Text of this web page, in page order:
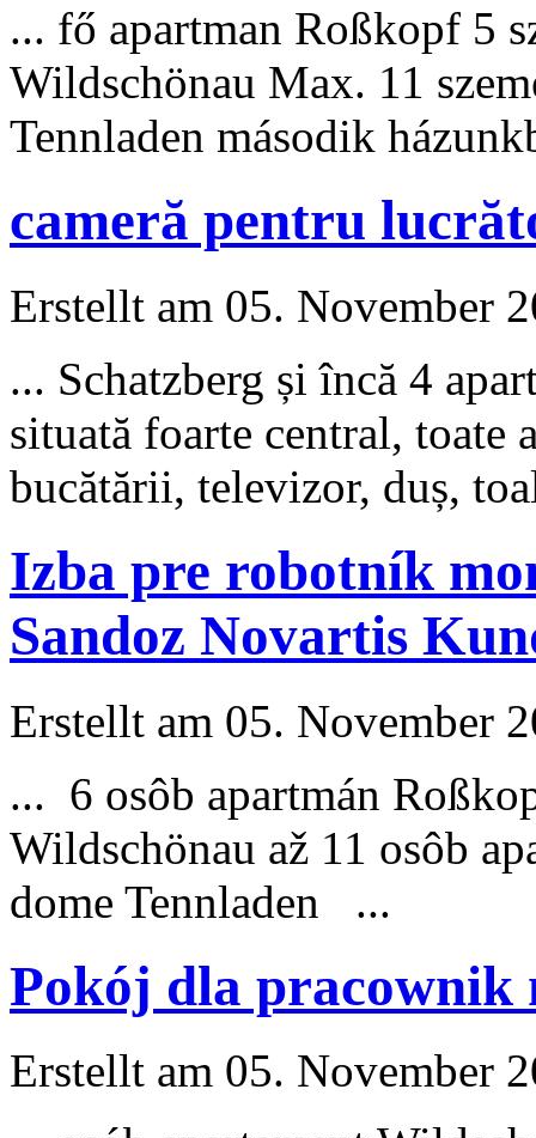
... fő apartman Roßkopf 5
Wildschönau Max. 11
Tennladen második
cameră pentru
Erstellt am 05. November
... Schatzberg și încă 4
situată foarte central, toate
bucătării, televizor, duș,
Izba pre robotník
Sandoz Novartis
Erstellt am 05. November
... 6 osôb apartmán
Wildschönau až 11 osôb
dome Tennladen ...
Pokój dla pracownik
Erstellt am 05. November